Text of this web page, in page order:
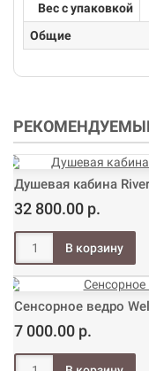
Вес с упаковкой
Общие
Душевая кабина
32 800.00 р.
Сенсорное ведро
7 000.00 р.